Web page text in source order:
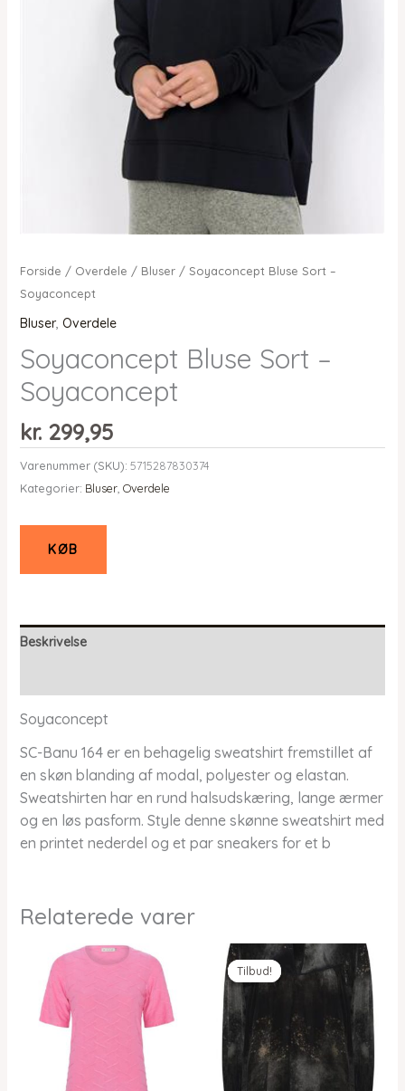
Forside / Overdele / Bluser/ Soyaconcept Bluse Sort –
Soyaconcept
Bluser, Overdele
Soyaconcept Bluse Sort –
Soyaconcept
kr.299,95
Varenummer (SKU): 5715287830374
Kategorier: Bluser, Overdele
KØB
Beskrivelse
Soyaconcept
SC-Banu 164 er en behagelig sweatshirt fremstillet af
en skøn blanding af modal, polyester og elastan.
Sweatshirten har en rund halsudskæring, lange ærmer
og en løs pasform. Style denne skønne sweatshirt med
en printet nederdel og et par sneakers for et b
Relaterede varer
Tilbud!
Tilbud!